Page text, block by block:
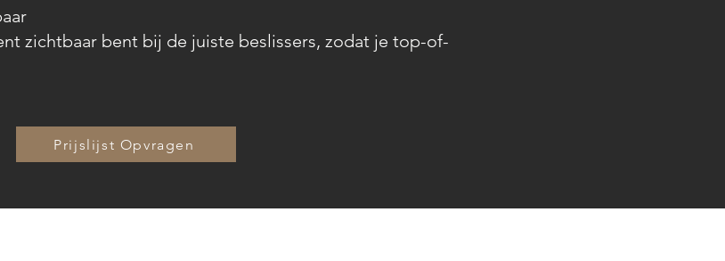
zichtbaar bent bij de juiste beslissers, zodat je top-of-
Prijslijst Opvragen